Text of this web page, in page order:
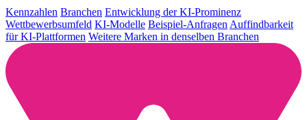
Kennzahlen Branchen Entwicklung der KI-Prominenz
Wettbewerbsumfeld KI-Modelle Beispiel-Anfragen Auffindbarkeit
für KI-Plattformen Weitere Marken in denselben Branchen